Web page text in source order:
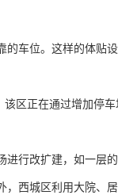
的车位。这样的体贴
区正在通过增加停
进行改扩建，如一层
，西城区利用大院、